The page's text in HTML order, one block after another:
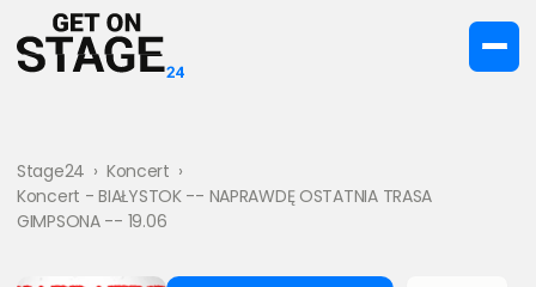
Stage24 › Koncert ›
Koncert - BIAŁYSTOK -- NAPRAWDĘ OSTATNIA TRASA
GIMPSONA -- 19.06